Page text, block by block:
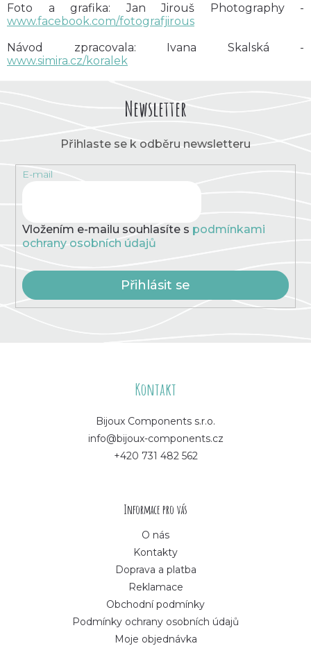
Foto a grafika: Jan Jirouš Photography -
www.facebook.com/fotografjirous
Návod zpracovala: Ivana Skalská -
www.simira.cz/koralek
Newsletter
Přihlaste se k odběru newsletteru
E-mail
Vložením e-mailu souhlasíte s podmínkami
ochrany osobních údajů
Přihlásit se
Kontakt
Bijoux Components s.r.o.
info@bijoux-components.cz
+420 731 482 562
Informace pro vás
O nás
Kontakty
Doprava a platba
Reklamace
Obchodní podmínky
Podmínky ochrany osobních údajů
Moje objednávka